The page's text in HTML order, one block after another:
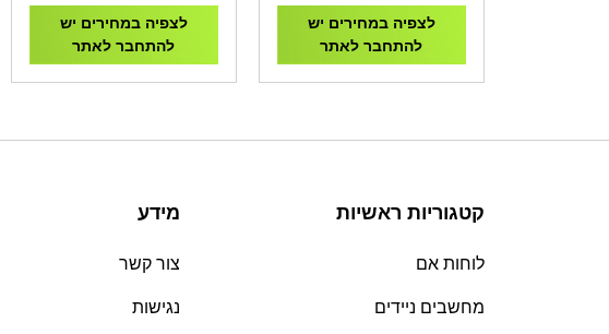
לצפיה במחירים יש
להתחבר לאתר
Eagle Series
לצפיה במחירים יש
להתחבר לאתר
קטגוריות ראשיות
לוחות אם
מחשבים ניידים
מידע
צור קשר
נגישות